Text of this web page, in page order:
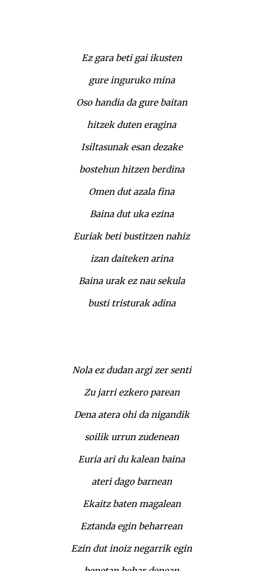
Ez gara beti gai ikusten
gure inguruko mina
Oso handia da gure baitan
hitzek duten eragina
Isiltasunak esan dezake
bostehun hitzen berdina
Omen dut azala fina
Baina dut uka ezina
Euriak beti bustitzen nahiz
izan daiteken arina
Baina urak ez nau sekula
busti tristurak adina
Nola ez dudan argi zer senti
Zu jarri ezkero parean
Dena atera ohi da nigandik
soilik urrun zudenean
Euria ari du kalean baina
ateri dago barnean
Ekaitz baten magalean
Eztanda egin beharrean
Ezin dut inoiz negarrik egin